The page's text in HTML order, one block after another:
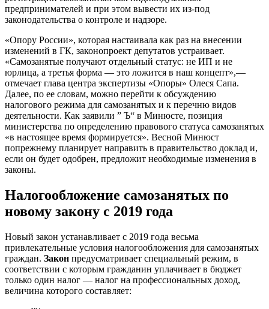
предпринимателей и при этом вывести их из-под
законодательства о контроле и надзоре.
«Опору России», которая настаивала как раз на внесении
изменений в ГК, законопроект депутатов устраивает.
«Самозанятые получают отдельный статус: не ИП и не
юрлица, а третья форма — это ложится в наш концепт»,—
отмечает глава центра экспертизы «Опоры» Олеся Сапа.
Далее, по ее словам, можно перейти к обсуждению
налогового режима для самозанятых и к перечню видов
деятельности. Как заявили ” Ъ“ в Минюсте, позиция
министерства по определению правового статуса самозанятых
«в настоящее время формируется». Весной Минюст
попрежнему планирует направить в правительство доклад и,
если он будет одобрен, предложит необходимые изменения в
законы.
Налогообложение самозанятых по
новому закону с 2019 года
Новый закон устанавливает с 2019 года весьма
привлекательные условия налогообложения для самозанятых
граждан. Закон предусматривает специальный режим, в
соответствии с которым гражданин уплачивает в бюджет
только один налог — налог на профессиональных доход,
величина которого составляет: